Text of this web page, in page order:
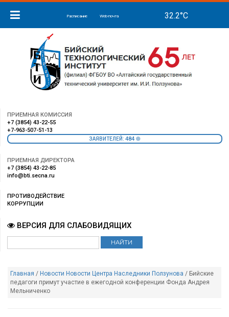
Расписание Web-почта
ПРИЕМНАЯ КОМИССИЯ
+7 (3854) 43-22-55
+7-963-507-51-13
ЗАЯВИТЕЛЕЙ: 484
ПРИЕМНАЯ ДИРЕКТОРА
+7 (3854) 43-22-85
info@bti.secna.ru
ПРОТИВОДЕЙСТВИЕ
КОРРУПЦИИ
ВЕРСИЯ ДЛЯ СЛАБОВИДЯЩИХ
Главная / Новости Новости Центра Наследники Ползунова / Бийские
педагоги примут участие в ежегодной конференции Фонда Андрея
Мельниченко